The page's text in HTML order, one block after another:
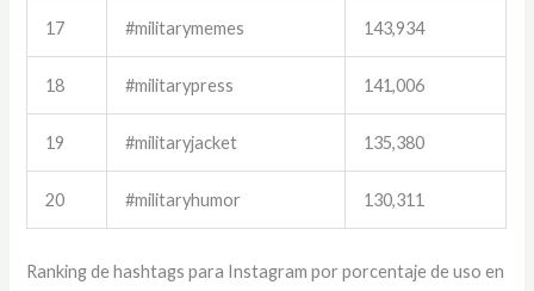
17 #militarymemes 143,934
18 #militarypress 141,006
19 #militaryjacket 135,380
20 #militaryhumor 130,311
Ranking de hashtags para Instagram por porcentaje de uso en